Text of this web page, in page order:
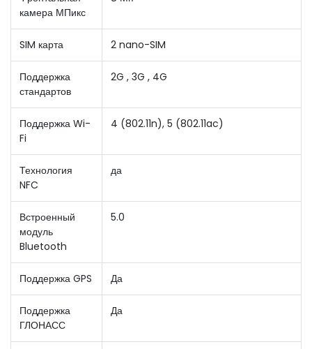
камера МПикс
SIM карта 2 nano-SIM
Поддержка
стандартов
2G , 3G , 4G
Поддержка Wi-
Fi
4 (802.11n), 5 (802.11ac)
Технология
NFC
да
Встроенный
модуль
Bluetooth
5.0
Поддержка GPS Да
Поддержка
ГЛОНАСС
Да